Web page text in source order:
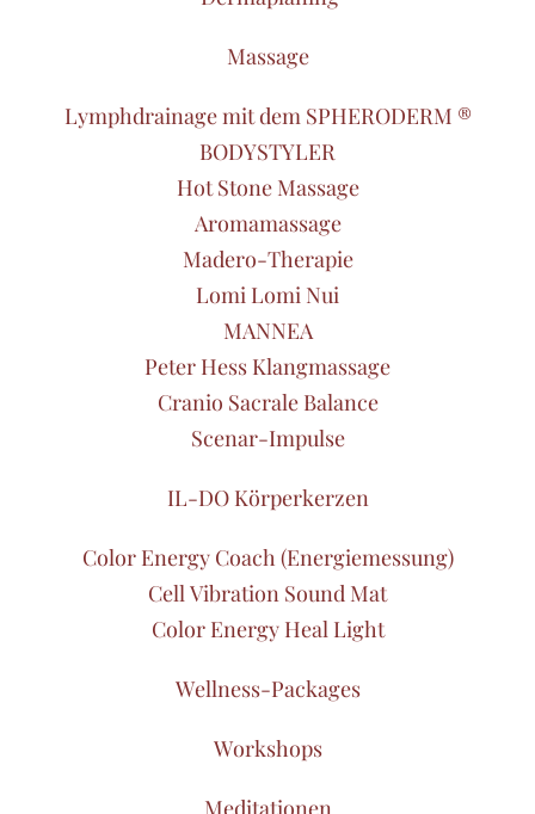
Massage
Lymphdrainage mit dem SPHERODERM ®
BODYSTYLER
Hot Stone Massage
Aromamassage
Madero-Therapie
Lomi Lomi Nui
MANNEA
Peter Hess Klangmassage
Cranio Sacrale Balance
Scenar-Impulse
IL-DO Körperkerzen
Color Energy Coach (Energiemessung)
Cell Vibration Sound Mat
Color Energy Heal Light
Wellness-Packages
Workshops
Meditationen